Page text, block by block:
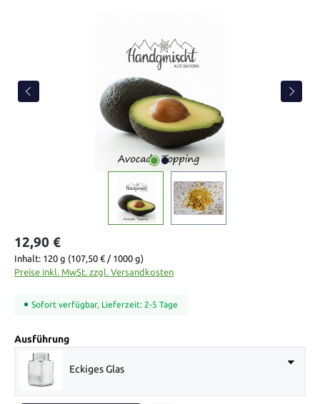
12,90 €
Inhalt: 120 g (107,50 € / 1000 g)
Preise inkl. MwSt. zzgl. Versandkosten
Sofort verfügbar, Lieferzeit: 2-5 Tage
Ausführungauswählen
Eckiges Glas